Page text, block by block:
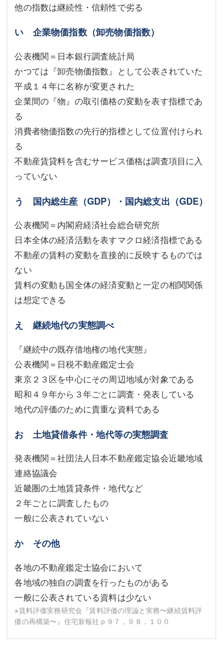
他の指数は継続性・信頼性で劣る
い 企業物価指数（卸売物価指数）
公表機関＝日本銀行調査統計局
かつては『卸売物価指数』として公表されていた
平成１４年に名称が変更された
企業間の『物』の取引価格の変動を表す指標であ
る
消費者物価指数の先行的指標として位置付けられ
る
不動産賃貸料を含むサービス価格は調査項目に入
っていない
う 国内総生産（GDP）・国内総支出（GDE）
公表機関＝内閣府経済社会総合研究所
日本全体の経済活動を表すマクロ経済指標である
不動産の賃料の変動を直接的に反映するものでは
ない
賃料の変動も国全体の経済変動と一定の相関関係
は想定できる
え 継続地代の実態調べ
『継続中の既存借地権の地代実態』
公表機関＝日税不動産鑑定士会
東京２３区を中心にその周辺地域が対象である
昭和４９年から３年ごとに調査・発表している
地代の評価のために貴重な資料である
お 土地貸借条件・地代等の実態調査
発表機関＝社団法人日本不動産鑑定協会近畿地域
連絡協議会
近畿圏の土地賃貸条件・地代など
２年ごとに調査したもの
一般に公表されていない
か その他
各地の不動産鑑定士協会において
各地域の独自の調査を行ったものがある
一般に公表されている資料は少ない
※賃料評価実務研究会『賃料評価の理論と実務〜継続賃料評
価の再構築〜』住宅新報社ｐ９７，９８，１００